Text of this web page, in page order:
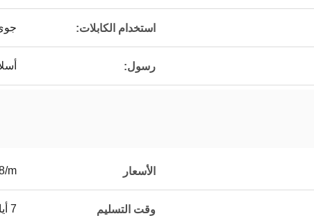
استخدام الكابلات:
رسول:
الأسعار m
وقت التسليم 7 أيام